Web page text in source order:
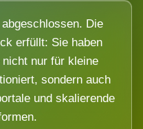
Die
erfüllt: Sie haben
nur für kleine
sondern auch
und skalierende